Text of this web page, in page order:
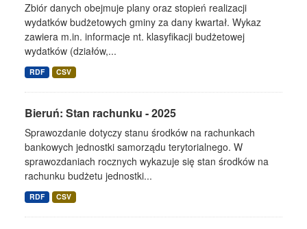
Zbiór danych obejmuje plany oraz stopień realizacji
wydatków budżetowych gminy za dany kwartał. Wykaz
zawiera m.in. informacje nt. klasyfikacji budżetowej
wydatków (działów,...
RDF CSV
Bieruń: Stan rachunku - 2025
Sprawozdanie dotyczy stanu środków na rachunkach
bankowych jednostki samorządu terytorialnego. W
sprawozdaniach rocznych wykazuje się stan środków na
rachunku budżetu jednostki...
RDF CSV